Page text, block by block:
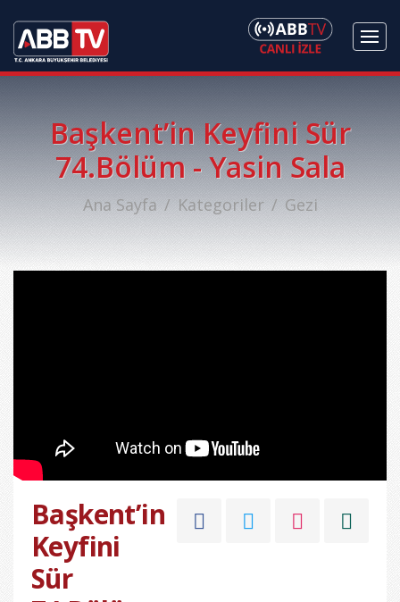
Başkent’in Keyfini Sür
74.Bölüm - Yasin Sala
Ana Sayfa Kategoriler Gezi
Başkent’in
Keyfini
Sür